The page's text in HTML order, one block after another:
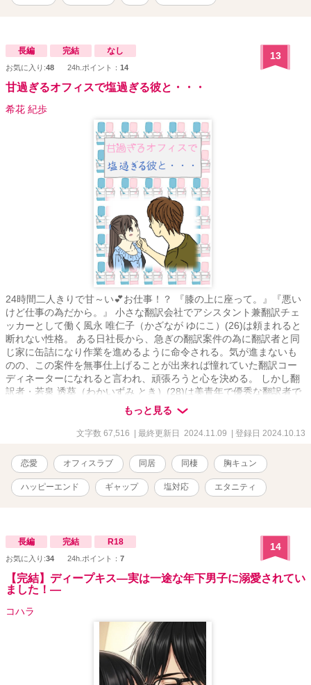
長編 完結 なし
お気に入り:48 24h.ポイント： 14
13
甘過ぎるオフィスで塩過ぎる彼と・・・
希花 紀歩
24時間二人きりで甘～い💕お仕事！？ 『膝の上に座って。』『悪い
けど仕事の為だから。』 小さな翻訳会社でアシスタント兼翻訳チェ
ッカーとして働く風永 唯仁子（かざなが ゆにこ）(26)は頼まれると
断れない性格。 ある日社長から、急ぎの翻訳案件の為に翻訳者と同
じ家に缶詰になり作業を進めるように命令される。気が進まないも
のの、この案件を無事仕上げることが出来れば憧れていた翻訳コー
ディネーターになれると言われ、頑張ろうと心を決める。 しかし翻
訳者・若泉 透葵（わかいずみ とき）(28)は美青年で優秀な翻訳者で
あるが何を考えているのかわからない。 彼のベッドが置かれた部屋
で二人きりで甘い恋愛シミュレーションゲームの翻訳を進めるが、
透葵は翻訳の参考にする為と言って、唯仁子にあれやこれやのスキ
の人と恋愛関係になりたくない唯仁子と、恋愛はくだらないものだ
と思っている透葵だったが・・・。 ＊導入部分は説明部分が多く退
屈かもしれませんが、この物語に必要な部分なので、こらえて読み
進めて頂けると有り難いです。 ＜表紙イラスト＞ 男女：わかめサロ
もっと見る
文字数 67,516 | 最終更新日 2024.11.09 | 登録日 2024.10.13
恋愛 オフィスラブ 同居 同棲 胸キュン
ハッピーエンド ギャップ 塩対応 エタニティ
長編 完結 R18
お気に入り:34 24h.ポイント： 7
14
【完結】ディープキス―実は一途な年下男子に溺愛されてい
ました！―
コハラ